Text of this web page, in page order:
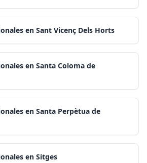
en Sant Vicenç Dels Horts
en Santa Coloma de
en Santa Perpètua de
en Sitges